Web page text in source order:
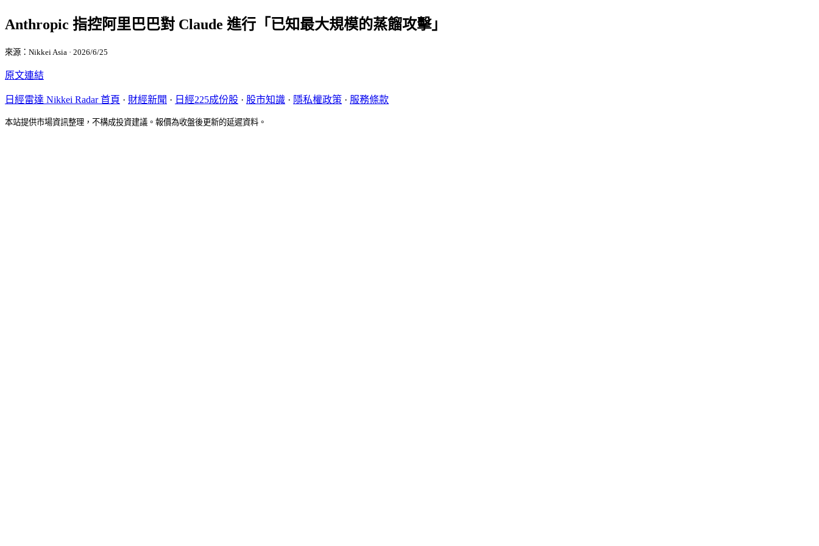
Anthropic 指控阿里巴巴對 Claude 進行「已知最大規模的蒸餾攻擊」
來源：Nikkei Asia · 2026/6/25
原文連結
日經雷達 Nikkei Radar 首頁 · 財經新聞 · 日經225成份股 · 股市知識 · 隱私權政策 · 服務條款
本站提供市場資訊整理，不構成投資建議。報價為收盤後更新的延遲資料。